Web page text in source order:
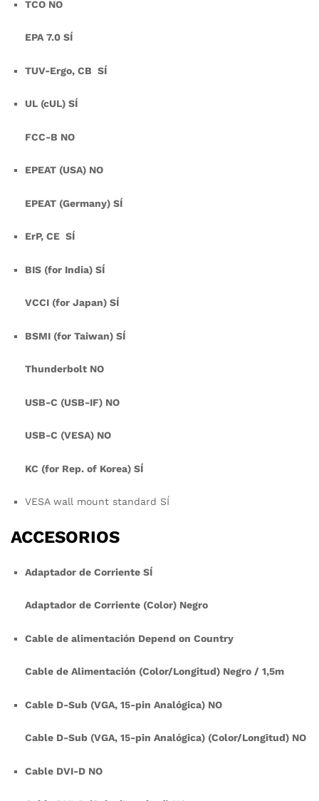
TCO NO
EPA 7.0 SÍ
TUV-Ergo, CB SÍ
UL (cUL) SÍ
FCC-B NO
EPEAT (USA) NO
EPEAT (Germany) SÍ
ErP, CE SÍ
BIS (for India) SÍ
VCCI (for Japan) SÍ
BSMI (for Taiwan) SÍ
Thunderbolt NO
USB-C (USB-IF) NO
USB-C (VESA) NO
KC (for Rep. of Korea) SÍ
VESA wall mount standard SÍ
ACCESORIOS
Adaptador de Corriente SÍ
Adaptador de Corriente (Color) Negro
Cable de alimentación Depend on Country
Cable de Alimentación (Color/Longitud) Negro / 1,5m
Cable D-Sub (VGA, 15-pin Analógica) NO
Cable D-Sub (VGA, 15-pin Analógica) (Color/Longitud) NO
Cable DVI-D NO